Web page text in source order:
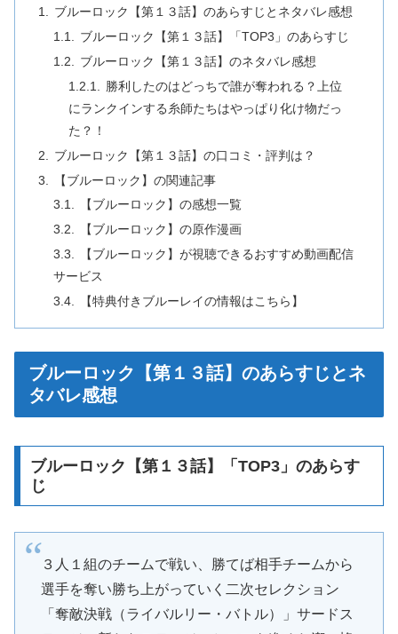
ブルーロック【第１３話】のあらすじとネタバレ感想
ブルーロック【第１３話】「TOP3」のあらすじ
ブルーロック【第１３話】のネタバレ感想
勝利したのはどっちで誰が奪われる？上位
にランクインする糸師たちはやっぱり化け物だっ
た？！
ブルーロック【第１３話】の口コミ・評判は？
【ブルーロック】の関連記事
【ブルーロック】の感想一覧
【ブルーロック】の原作漫画
【ブルーロック】が視聴できるおすすめ動画配信
サービス
【特典付きブルーレイの情報はこちら】
ブルーロック【第１３話】のあらすじとネ
タバレ感想
ブルーロック【第１３話】「TOP3」のあらす
じ
３人１組のチームで戦い、勝てば相手チームから
選手を奪い勝ち上がっていく二次セレクション
「奪敵決戦（ライバルリー・バトル）」サードス